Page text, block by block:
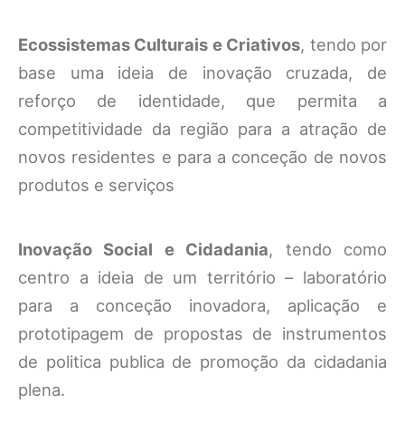
Ecossistemas Culturais e Criativos, tendo por
base uma ideia de inovação cruzada, de
reforço de identidade, que permita a
competitividade da região para a atração de
novos residentes e para a conceção de novos
produtos e serviços
Inovação Social e Cidadania, tendo como
centro a ideia de um território – laboratório
para a conceção inovadora, aplicação e
prototipagem de propostas de instrumentos
de politica publica de promoção da cidadania
plena.